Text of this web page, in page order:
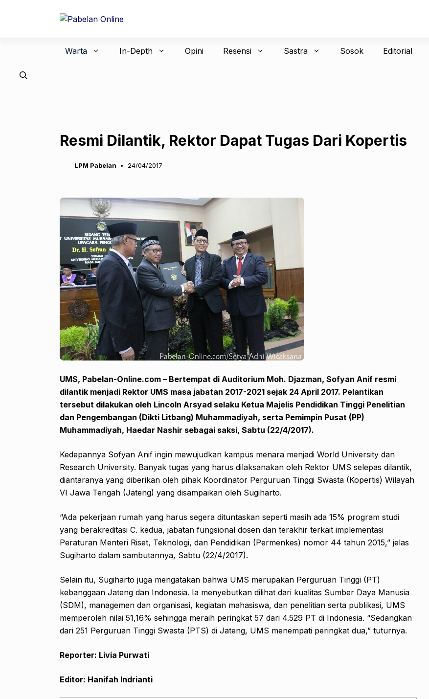
Warta In-Depth Opini Resensi Sastra Sosok Editorial
Resmi Dilantik, Rektor Dapat Tugas Dari Kopertis
LPM Pabelan 24/04/2017
UMS, Pabelan-Online.com – Bertempat di Auditorium Moh. Djazman, Sofyan Anif resmi
dilantik menjadi Rektor UMS masa jabatan 2017-2021 sejak 24 April 2017. Pelantikan
tersebut dilakukan oleh Lincoln Arsyad selaku Ketua Majelis Pendidikan Tinggi Penelitian
dan Pengembangan (Dikti Litbang) Muhammadiyah, serta Pemimpin Pusat (PP)
Muhammadiyah, Haedar Nashir sebagai saksi, Sabtu (22/4/2017).
Kedepannya Sofyan Anif ingin mewujudkan kampus menara menjadi World University dan
Research University. Banyak tugas yang harus dilaksanakan oleh Rektor UMS selepas dilantik,
diantaranya yang diberikan oleh pihak Koordinator Perguruan Tinggi Swasta (Kopertis) Wilayah
VI Jawa Tengah (Jateng) yang disampaikan oleh Sugiharto.
“Ada pekerjaan rumah yang harus segera dituntaskan seperti masih ada 15% program studi
yang berakreditasi C. kedua, jabatan fungsional dosen dan terakhir terkait implementasi
Peraturan Menteri Riset, Teknologi, dan Pendidikan (Permenkes) nomor 44 tahun 2015,” jelas
Sugiharto dalam sambutannya, Sabtu (22/4/2017).
Selain itu, Sugiharto juga mengatakan bahwa UMS merupakan Perguruan Tinggi (PT)
kebanggaan Jateng dan Indonesia. Ia menyebutkan dilihat dari kualitas Sumber Daya Manusia
(SDM), managemen dan organisasi, kegiatan mahasiswa, dan penelitian serta publikasi, UMS
memperoleh nilai 51,16% sehingga meraih peringkat 57 dari 4.529 PT di Indonesia. “Sedangkan
dari 251 Perguruan Tinggi Swasta (PTS) di Jateng, UMS menempati peringkat dua,” tuturnya.
Reporter: Livia Purwati
Editor: Hanifah Indrianti